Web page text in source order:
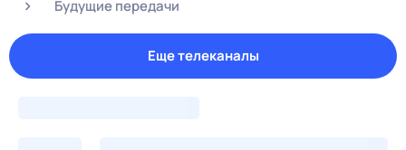
Будущие передачи
Еще телеканалы